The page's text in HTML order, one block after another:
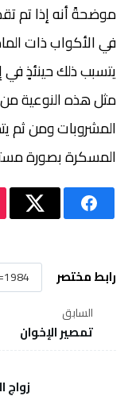
موضحةً أنه إذا تم
في الأكواب ذات
يتسبب ذلك حينئذٍ في
مثل هذه النوعية
المشروبات ومن ثم
المسكرة بصورة
رابط مختصر
السابق
تمصير الإخوان
زواج